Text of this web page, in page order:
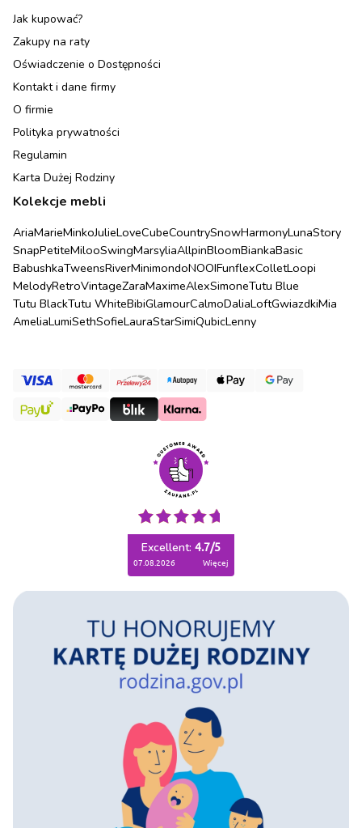
Jak kupować?
Zakupy na raty
Oświadczenie o Dostępności
Kontakt i dane firmy
O firmie
Polityka prywatności
Regulamin
Karta Dużej Rodziny
Kolekcje mebli
AriaMarieMinkoJulieLoveCubeCountrySnowHarmonyLunaStory
SnapPetiteMilooSwingMarsyliaAllpinBloomBiankaBasic
BabushkaTweensRiverMinimondoNOOIFunflexColletLoopi
MelodyRetroVintageZaraMaximeAlexSimoneTutu Blue
Tutu BlackTutu WhiteBibiGlamourCalmoDaliaLoftGwiazdkiMia
AmeliaLumiSethSofieLauraStarSimiQubicLenny
Excellent: 4.7/5
07.08.2026 więcej